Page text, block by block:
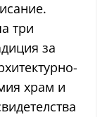
три
за
храм и